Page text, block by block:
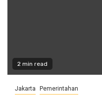
2 min read
Jakarta Pemerintahan